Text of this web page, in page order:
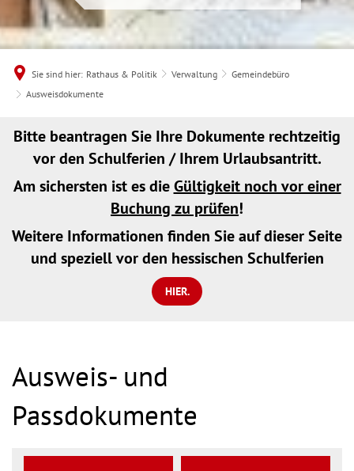
Sie sind hier: Rathaus & Politik Verwaltung
Gemeindebüro
Ausweisdokumente
Ausweisdokumente
Bitte beantragen Sie Ihre Dokumente rechtzeitig
vor den Schulferien / Ihrem Urlaubsantritt.
Am sichersten ist es dieGültigkeit noch vor einer
Buchung zu prüfen!
Weitere Informationen finden Sie auf dieser Seite
und speziell vor den hessischen Schulferien
HIER.
Ausweis- und
Passdokumente